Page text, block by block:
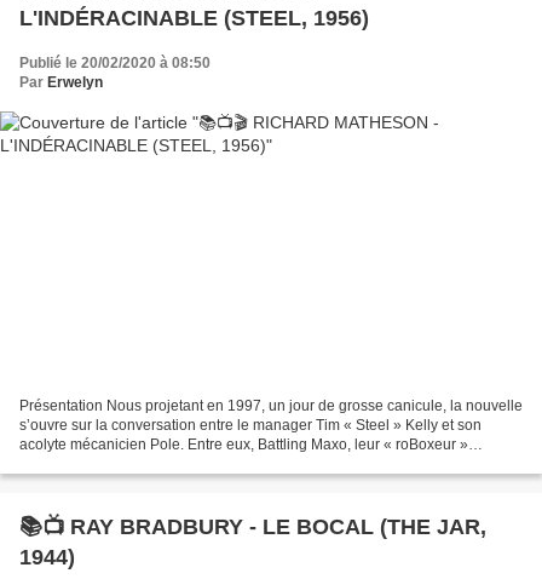
L'INDÉRACINABLE (STEEL, 1956)
Publié le 20/02/2020 à 08:50
Par Erwelyn
Présentation Nous projetant en 1997, un jour de grosse canicule, la nouvelle
s’ouvre sur la conversation entre le manager Tim « Steel » Kelly et son
acolyte mécanicien Pole. Entre eux, Battling Maxo, leur « roBoxeur »
📚📺 RAY BRADBURY - LE BOCAL (THE JAR,
1944)